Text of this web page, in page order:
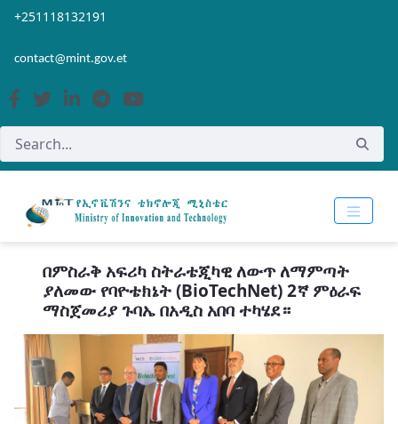
Skip to Main Content
Open Accessibility Menu
+251118132191
contact@mint.gov.et
በምስራቅ አፍሪካ ስትራቴጂካዊ ለውጥ ለማምጣት
ያለመው የባዮቴክኔት (BioTechNet) 2ኛ ምዕራፍ
ማስጀመሪያ ጉባኤ በአዲስ አበባ ተካሄደ።